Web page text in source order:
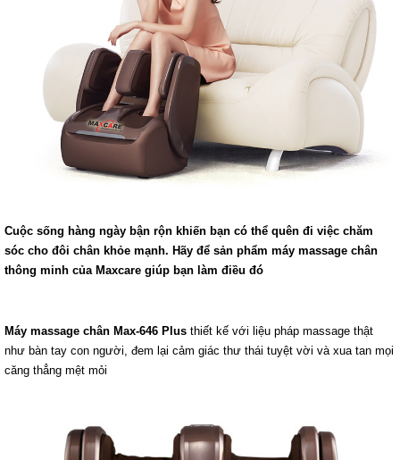
Cuộc sống hàng ngày bận rộn khiến bạn có thể quên đi việc chăm
sóc cho đôi chân khỏe mạnh. Hãy để sản phẩm máy massage chân
thông minh của Maxcare giúp bạn làm điều đó
Máy massage chân Max-646 Plus thiết kế với liệu pháp massage thật
như bàn tay con người, đem lại cảm giác thư thái tuyệt vời và xua tan mọi
căng thẳng mệt mỏi